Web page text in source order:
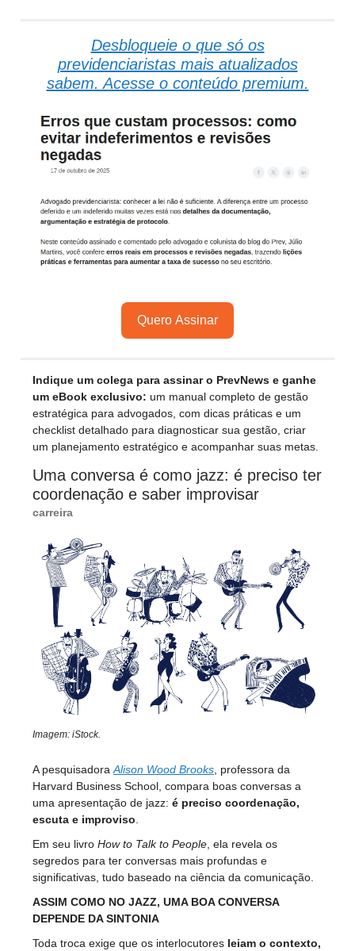
Desbloqueie o que só os
previdenciaristas mais atualizados
sabem. Acesse o conteúdo premium.
Quero Assinar
Indique um colega para assinar o PrevNews e ganhe
um eBook exclusivo: um manual completo de gestão
estratégica para advogados, com dicas práticas e um
checklist detalhado para diagnosticar sua gestão, criar
um planejamento estratégico e acompanhar suas metas.
Uma conversa é como jazz: é preciso ter
coordenação e saber improvisar
carreira
Imagem: iStock.
A pesquisadora Alison Wood Brooks , professora da
Harvard Business School, compara boas conversas a
uma apresentação de jazz: é preciso coordenação,
escuta e improviso
Em seu livro How to Talk to People , ela revela os
segredos para ter conversas mais profundas e
significativas, tudo baseado na ciência da comunicação.
ASSIM COMO NO JAZZ, UMA BOA CONVERSA
DEPENDE DA SINTONIA
Toda troca exige que os interlocutores leiam o contexto,